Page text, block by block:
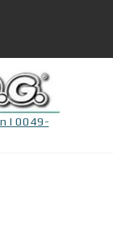
| 0049-